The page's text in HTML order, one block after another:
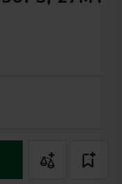
asistenta TL
na mieru a v prípade
Spotrebiteľ